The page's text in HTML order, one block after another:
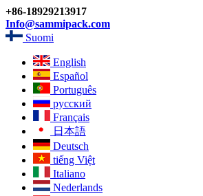
+86-18929213917
Info@sammipack.com
Suomi
English
Español
Português
русский
Français
日本語
Deutsch
tiếng Việt
Italiano
Nederlands